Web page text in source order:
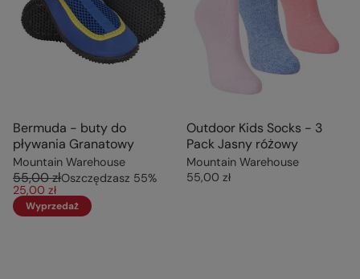
Bermuda - buty do
pływania Granatowy
Mountain Warehouse
55,00 złOszczędzasz 55%
25,00 zł
Wyprzedaż
Outdoor Kids Socks - 3
Pack Jasny różowy
Mountain Warehouse
55,00 zł